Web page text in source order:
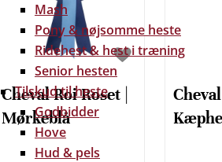
Mash
Pony & nøjsomme heste
Ridehest & hest i træning
Senior hesten
Tilskud til heste
Godbidder
Hove
Hud & pels
Cheval Roi Roset |
Mørkeblå